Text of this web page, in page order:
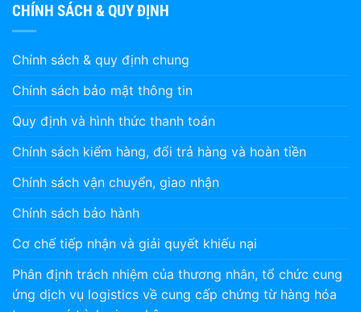
CHÍNH SÁCH & QUY ĐỊNH
Chính sách & quy định chung
Chính sách bảo mật thông tin
Quy định và hình thức thanh toán
Chính sách kiểm hàng, đổi trả hàng và hoàn tiền
Chính sách vận chuyển, giao nhận
Chính sách bảo hành
Cơ chế tiếp nhận và giải quyết khiếu nại
Phân định trách nhiệm của thương nhân, tổ chức cung
ứng dịch vụ logistics về cung cấp chứng từ hàng hóa